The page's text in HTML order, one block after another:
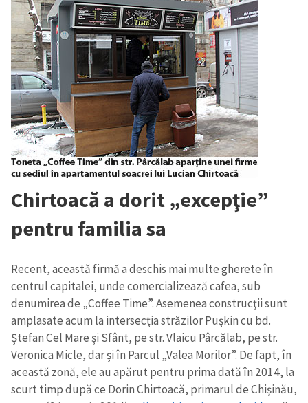
Chirtoacă a dorit „excepţie”
pentru familia sa
Recent, această firmă a deschis mai multe gherete în
centrul capitalei, unde comercializează cafea, sub
denumirea de „Coffee Time”. Asemenea construcţii sunt
amplasate acum la intersecţia străzilor Puşkin cu bd.
Ştefan Cel Mare şi Sfânt, pe str. Vlaicu Pârcălab, pe str.
Veronica Micle, dar şi în Parcul „Valea Morilor”. De fapt, în
această zonă, ele au apărut pentru prima dată în 2014, la
scurt timp după ce Dorin Chirtoacă, primarul de Chişinău,